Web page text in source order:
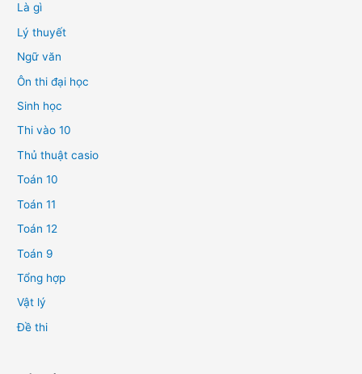
Là gì
Lý thuyết
Ngữ văn
Ôn thi đại học
Sinh học
Thi vào 10
Thủ thuật casio
Toán 10
Toán 11
Toán 12
Toán 9
Tổng hợp
Vật lý
Đề thi